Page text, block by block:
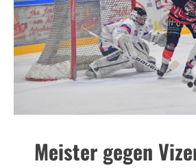
Meister gegen